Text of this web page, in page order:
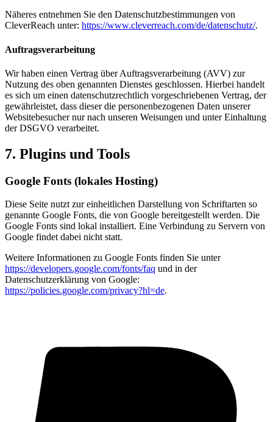
Näheres entnehmen Sie den Datenschutzbestimmungen von
CleverReach unter: https://www.cleverreach.com/de/datenschutz/.
Auftragsverarbeitung
Wir haben einen Vertrag über Auftragsverarbeitung (AVV) zur
Nutzung des oben genannten Dienstes geschlossen. Hierbei handelt
es sich um einen datenschutzrechtlich vorgeschriebenen Vertrag, der
gewährleistet, dass dieser die personenbezogenen Daten unserer
Websitebesucher nur nach unseren Weisungen und unter Einhaltung
der DSGVO verarbeitet.
7. Plugins und Tools
Google Fonts (lokales Hosting)
Diese Seite nutzt zur einheitlichen Darstellung von Schriftarten so
genannte Google Fonts, die von Google bereitgestellt werden. Die
Google Fonts sind lokal installiert. Eine Verbindung zu Servern von
Google findet dabei nicht statt.
Weitere Informationen zu Google Fonts finden Sie unter
https://developers.google.com/fonts/faq und in der
Datenschutzerklärung von Google:
https://policies.google.com/privacy?hl=de.